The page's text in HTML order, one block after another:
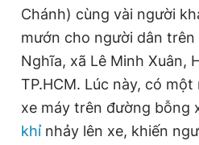
Tiện ích
Thông tin tòa soạn
Chánh) cùng vài người
mướn cho người dân
Nghĩa, xã Lê Minh Xuân,
TP.HCM. Lúc này, có
xe máy trên đường bỗng
khỉ nhảy lên xe, khiến